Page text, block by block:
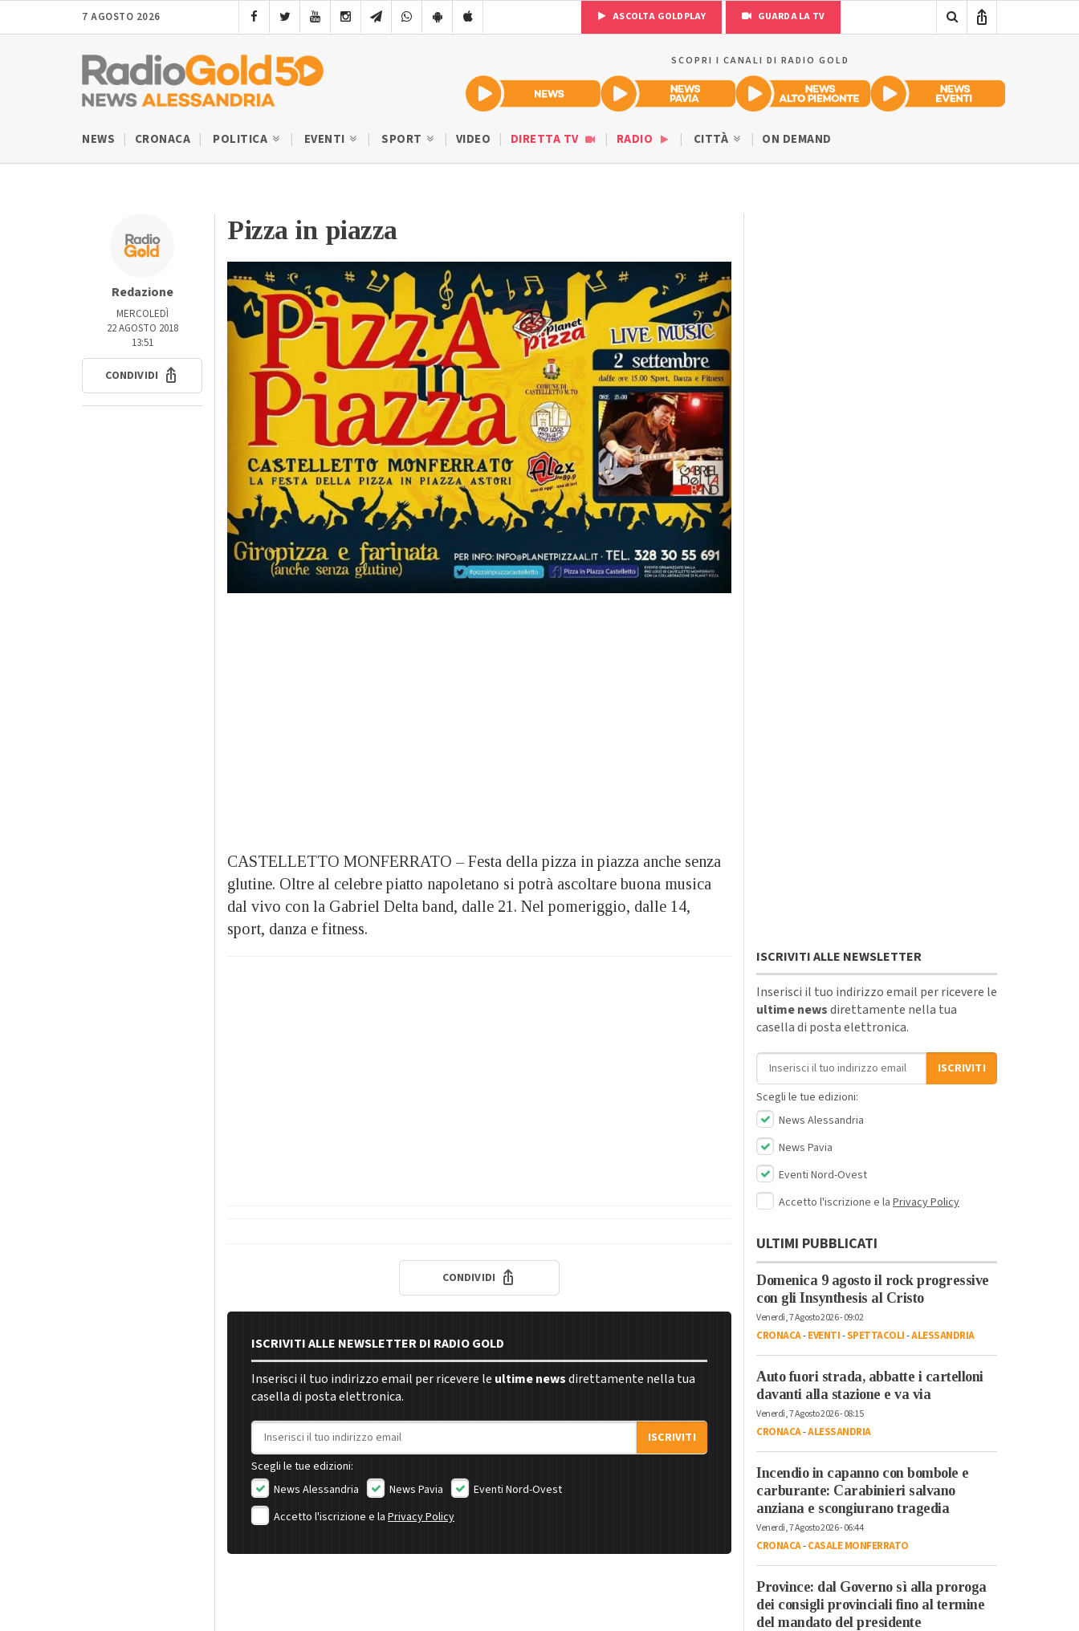
7 AGOSTO 2026 ASCOLTA GOLDPLAY GUARDA LA TV
SCOPRI I CANALI DI RADIO GOLD
NEWS CRONACA POLITICA EVENTI SPORT VIDEO DIRETTA TV RADIO CITTÀ ON DEMAND
Redazione
MERCOLEDÌ
22 AGOSTO 2018
13:51
CONDIVIDI
Pizza in piazza
CASTELLETTO MONFERRATO – Festa della pizza in piazza anche senza
glutine. Oltre al celebre piatto napoletano si potrà ascoltare buona musica
dal vivo con la Gabriel Delta band, dalle 21. Nel pomeriggio, dalle 14,
sport, danza e fitness.
CONDIVIDI
ISCRIVITI ALLE NEWSLETTER DI RADIO GOLD
Inserisci il tuo indirizzo email per ricevere le ultime newsdirettamente nella tua
casella di posta elettronica.
Indirizzo email
ISCRIVITI
Scegli le tue edizioni:
News Alessandria
News Pavia
Eventi Nord-Ovest
Accetto l'iscrizione e la Privacy Policy
ISCRIVITI ALLE NEWSLETTER
Inserisci il tuo indirizzo email per ricevere le
ultime newsdirettamente nella tua
casella di posta elettronica.
Indirizzo email
ISCRIVITI
Scegli le tue edizioni:
News Alessandria
News Pavia
Eventi Nord-Ovest
Accetto l'iscrizione e la Privacy Policy
ULTIMI PUBBLICATI
Domenica 9 agosto il rock progressive
con gli Insynthesis al Cristo
Venerdì, 7 Agosto 2026 - 09:02
CRONACA-EVENTI-SPETTACOLI-ALESSANDRIA
Auto fuori strada, abbatte i cartelloni
davanti alla stazione e va via
Venerdì, 7 Agosto 2026 - 08:15
CRONACA-ALESSANDRIA
Incendio in capanno con bombole e
carburante: Carabinieri salvano
anziana e scongiurano tragedia
Venerdì, 7 Agosto 2026 - 06:44
CRONACA-CASALE MONFERRATO
Province: dal Governo sì alla proroga
dei consigli provinciali fino al termine
del mandato del presidente